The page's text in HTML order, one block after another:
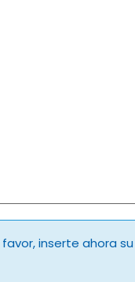
favor, inserte ahora su